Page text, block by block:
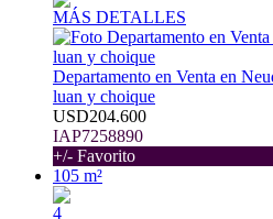
MÁS DETALLES
Departamento en Venta en
luan y choique
USD204.600
IAP7258890
+/- Favorito
105 m²
4